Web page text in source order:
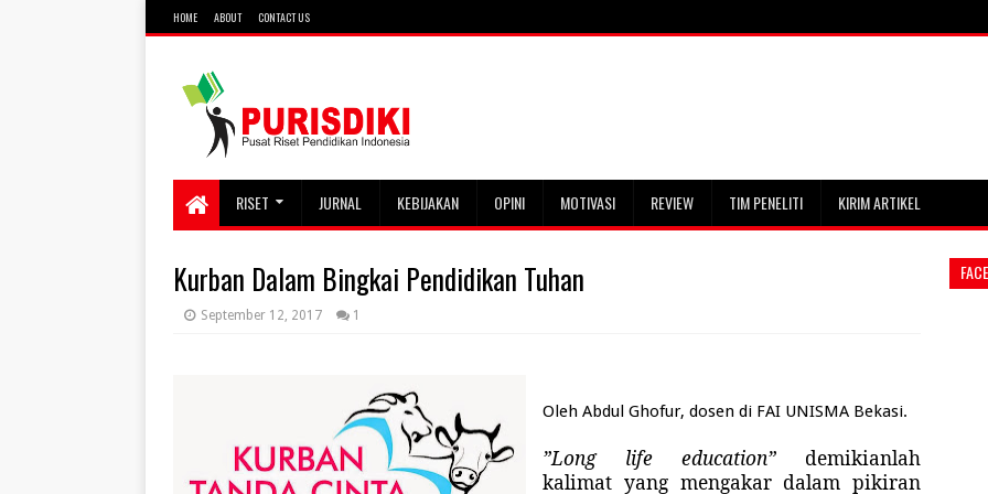
HOME ABOUT CONTACT US
RISET JURNAL KEBIJAKAN OPINI MOTIVASI REVIEW TIM PENELITI KIRIM ARTIKEL
Kurban Dalam Bingkai Pendidikan Tuhan
September 12, 2017 1
Oleh Abdul Ghofur, dosen di FAI UNISMA Bekasi.
”Long life education” demikianlah
kalimat yang mengakar dalam pikiran